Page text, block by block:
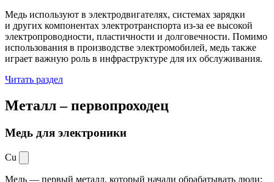
Медь используют в электродвигателях, системах зарядки
и других компонентах электротранспорта из-за ее высокой
электропроводности, пластичности и долговечности. Помимо
использования в производстве электромобилей, медь также
играет важную роль в инфраструктуре для их обслуживания.
Читать раздел
Металл –первопроходец
Медь для электроники
Cu
Медь — первый металл, который начали обрабатывать люди: